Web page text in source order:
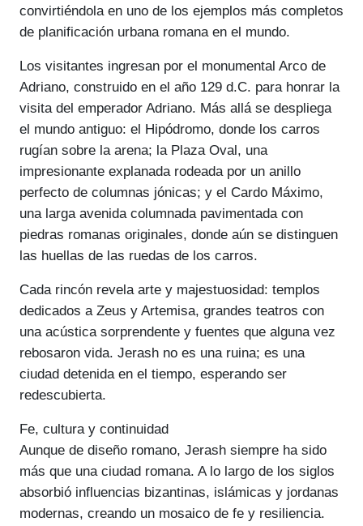
convirtiéndola en uno de los ejemplos más completos
de planificación urbana romana en el mundo.
Los visitantes ingresan por el monumental Arco de
Adriano, construido en el año 129 d.C. para honrar la
visita del emperador Adriano. Más allá se despliega
el mundo antiguo: el Hipódromo, donde los carros
rugían sobre la arena; la Plaza Oval, una
impresionante explanada rodeada por un anillo
perfecto de columnas jónicas; y el Cardo Máximo,
una larga avenida columnada pavimentada con
piedras romanas originales, donde aún se distinguen
las huellas de las ruedas de los carros.
Cada rincón revela arte y majestuosidad: templos
dedicados a Zeus y Artemisa, grandes teatros con
una acústica sorprendente y fuentes que alguna vez
rebosaron vida. Jerash no es una ruina; es una
ciudad detenida en el tiempo, esperando ser
redescubierta.
Fe, cultura y continuidad
Aunque de diseño romano, Jerash siempre ha sido
más que una ciudad romana. A lo largo de los siglos
absorbió influencias bizantinas, islámicas y jordanas
modernas, creando un mosaico de fe y resiliencia.